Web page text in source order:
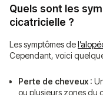
Quels sont les
cicatricielle ?
Les symptômes de
Cependant, voici
Perte de cheveux :
ou plusieurs zones du